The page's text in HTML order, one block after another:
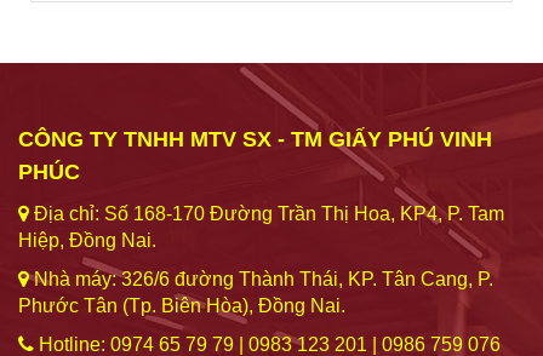
CÔNG TY TNHH MTV SX - TM GIẤY PHÚ VINH
PHÚC
Địa chỉ: Số 168-170 Đường Trần Thị Hoa, KP4, P. Tam
Hiệp, Đồng Nai.
Nhà máy: 326/6 đường Thành Thái, KP. Tân Cang, P.
Phước Tân (Tp. Biên Hòa), Đồng Nai.
Hotline: 0974 65 79 79 | 0983 123 201 | 0986 759 076